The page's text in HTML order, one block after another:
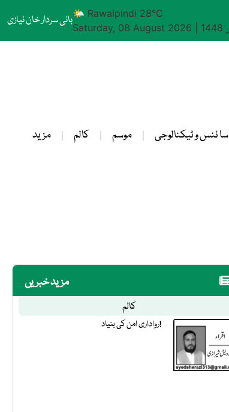
بانی سردار خان نیازی🌤 Rawalpindi 28°C
Saturday, 08 August 2026
سا ئنس و ٹیکنالوجی موسم کالم مزید
مزید خبریں
کالم
رواداری امن کی بنیاد!